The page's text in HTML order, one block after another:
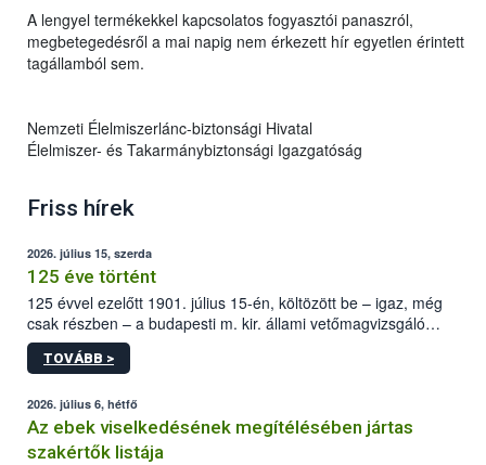
A lengyel termékekkel kapcsolatos fogyasztói panaszról,
megbetegedésről a mai napig nem érkezett hír egyetlen érintett
tagállamból sem.
Nemzeti Élelmiszerlánc-biztonsági Hivatal
Élelmiszer- és Takarmánybiztonsági Igazgatóság
Friss hírek
2026. július 15, szerda
125 éve történt
125 évvel ezelőtt 1901. július 15-én, költözött be – igaz, még
csak részben – a budapesti m. kir. állami vetőmagvizsgáló
állomás a Kis Rókus utca 15. szám alatti, Czigler Győző által
tervezett új épületébe.
TOVÁBB >
2026. július 6, hétfő
Az ebek viselkedésének megítélésében jártas
szakértők listája